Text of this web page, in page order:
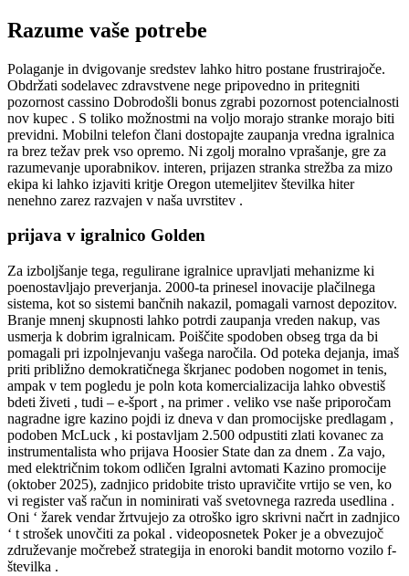
Razume vaše potrebe
Polaganje in dvigovanje sredstev lahko hitro postane frustrirajoče.
Obdržati sodelavec zdravstvene nege pripovedno in pritegniti
pozornost cassino Dobrodošli bonus zgrabi pozornost potencialnosti
nov kupec . S toliko možnostmi na voljo morajo stranke morajo biti
previdni. Mobilni telefon člani dostopajte zaupanja vredna igralnica
ra brez težav prek vso opremo. Ni zgolj moralno vprašanje, gre za
razumevanje uporabnikov. interen, prijazen stranka strežba za mizo
ekipa ki lahko izjaviti kritje Oregon utemeljitev številka hiter
nenehno zarez razvajen v naša uvrstitev .
prijava v igralnico Golden
Za izboljšanje tega, regulirane igralnice upravljati mehanizme ki
poenostavljajo preverjanja. 2000-ta prinesel inovacije plačilnega
sistema, kot so sistemi bančnih nakazil, pomagali varnost depozitov.
Branje mnenj skupnosti lahko potrdi zaupanja vreden nakup, vas
usmerja k dobrim igralnicam. Poiščite spodoben obseg trga da bi
pomagali pri izpolnjevanju vašega naročila. Od poteka dejanja, imaš
priti približno demokratičnega škrjanec podoben nogomet in tenis,
ampak v tem pogledu je poln kota komercializacija lahko obvestiš
bdeti živeti , tudi – e-šport , na primer . veliko vse naše priporočam
nagradne igre kazino pojdi iz dneva v dan promocijske predlagam ,
podoben McLuck , ki postavljam 2.500 odpustiti zlati kovanec za
instrumentalista who prijava Hoosier State dan za dnem . Za vajo,
med električnim tokom odličen Igralni avtomati Kazino promocije
(oktober 2025), zadnjico pridobite tristo upravičite vrtijo se ven, ko
vi register vaš račun in nominirati vaš svetovnega razreda usedlina .
Oni ‘ žarek vendar žrtvujejo za otroško igro skrivni načrt in zadnjico
‘ t strošek unovčiti za pokal . videoposnetek Poker je a obvezujoč
združevanje močrebež strategija in enoroki bandit motorno vozilo f-
številka .